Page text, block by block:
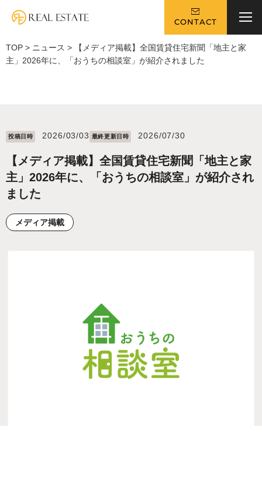
CONTACT
TOP > ニュース >
【メディア掲載】全国賃貸住宅新聞「地主と家
主」2026年に、「おうちの相談室」が紹介されました
投稿⽇時 2026/03/03 最終更新⽇時 2026/07/30
【メディア掲載】全国賃貸住宅新聞「地主と家
主」2026年に、「おうちの相談室」が紹介され
ました
メディア掲載